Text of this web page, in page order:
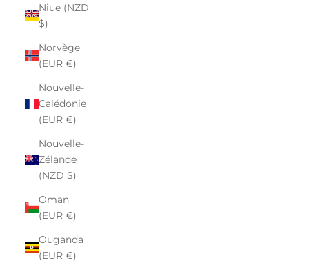
Niue (NZD
$)
Norvège
(EUR €)
Nouvelle-
Calédonie
(EUR €)
Nouvelle-
Zélande
(NZD $)
Oman
(EUR €)
Ouganda
(EUR €)